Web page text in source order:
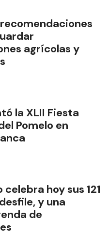
recomendaciones
agrícolas y
la XLII Fiesta
Pomelo en
celebra hoy sus 121
y una
de